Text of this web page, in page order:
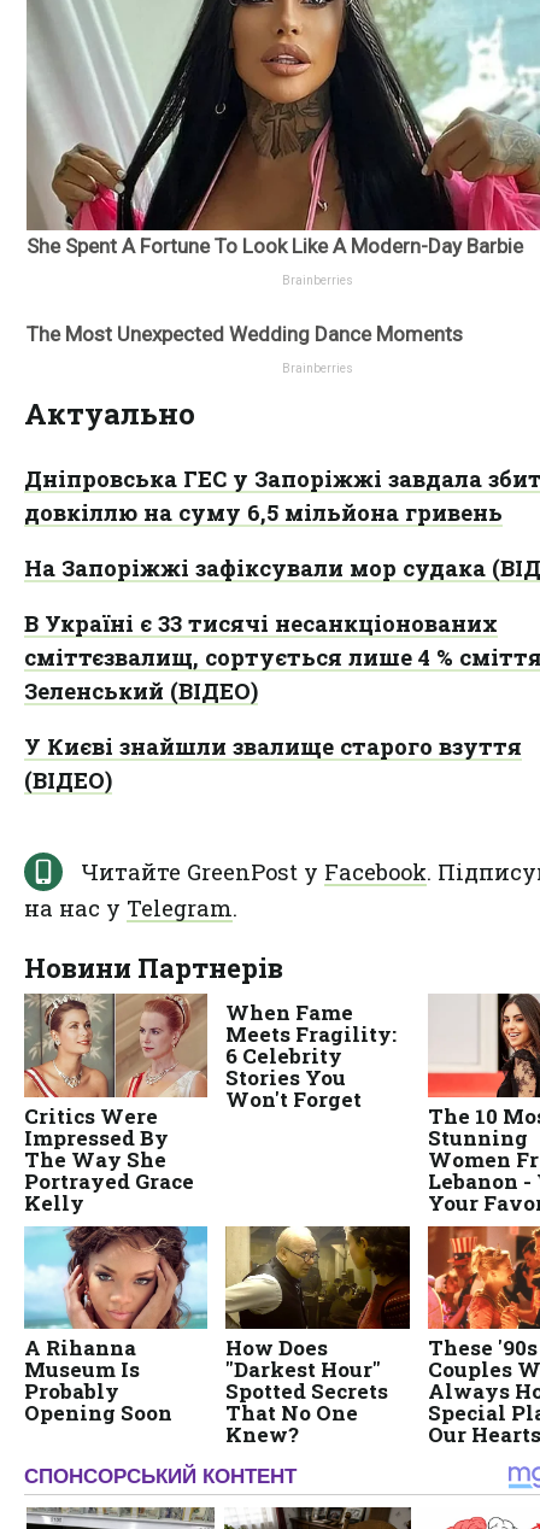
Актуально
Дніпровська ГЕС у Запоріжжі завдала
довкіллю на суму 6,5 мільйона гривень
На Запоріжжі зафіксували мор судака
В Україні є 33 тисячі несанкціонованих
сміттєзвалищ, сортується лише 4 %
Зеленський (ВІДЕО)
У Києві знайшли звалище старого взуття
(ВІДЕО)
Читайте GreenPost у Facebook.
на нас у Telegram.